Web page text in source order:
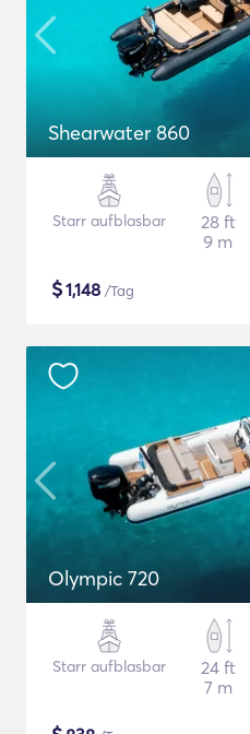
Shearwater 860
Starr aufblasbar
28 ft
9 m
$1,148 /Tag
Olympic 720
Starr aufblasbar
24 ft
7 m